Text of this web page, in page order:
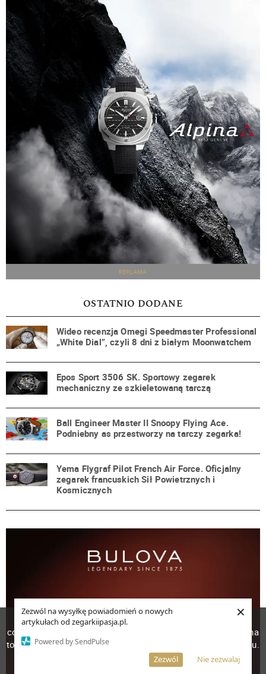
Zezwól na wysyłkę powiadomień o nowych
artykułach od zegarkiipasja.pl.
Powered by SendPulse
Nie zezwalaj
Zezwól
×
REKLAMA
OSTATNIO DODANE
Wideo recenzja Omegi Speedmaster Professional
„White Dial”, czyli 8 dni z białym Moonwatchem
Epos Sport 3506 SK. Sportowy zegarek
mechaniczny ze szkieletowaną tarczą
Ball Engineer Master II Snoopy Flying Ace.
Podniebny as przestworzy na tarczy zegarka!
Yema Flygraf Pilot French Air Force. Oficjalny
zegarek francuskich Sił Powietrznych i
Kosmicznych
W celu poprawienia jakości usług korzystamy z plików
cookies. Pozostanie na stronie oznacza, iż wyrażasz zgodę na
to, że pliki cookies będą przechowywane w Twoim urządzeniu.
Więcej informacji